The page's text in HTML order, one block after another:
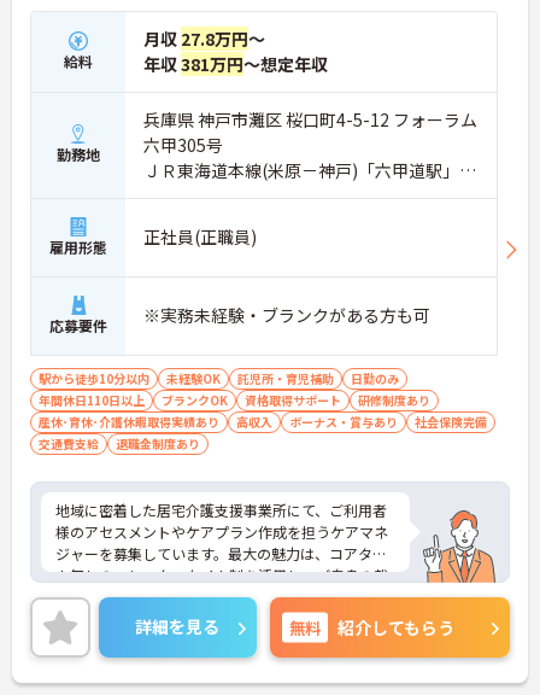
給料
月収 27.8万円～
年収381万円～想定年収
勤務地
兵庫県 神戸市灘区 桜口町4-5-12 フォーラム
六甲305号
ＪＲ東海道本線(米原－神戸)「六甲道駅」徒
歩3分
雇用形態 正社員(正職員)
応募要件 ※実務未経験・ブランクがある方も可
駅から徒歩10分以内 未経験OK 託児所・育児補助
日勤のみ
年間休日110日以上
ブランクOK 資格取得サポート
研修制度あり
産休･育休･介護休暇取得実績あり
高収入 ボーナス・賞与あり
社会保険完備
交通費支給
退職金制度あり
地域に密着した居宅介護支援事業所にて、ご利用者
様のアセスメントやケアプラン作成を担うケアマネ
ジャーを募集しています。最大の魅力は、コアタイ
ム無しのフレックスタイム制を活用し、ご自身の裁
量でスケジュールを管理できる点です。ご自宅から
の直行訪問などを交えることで、日々の業務負担を
軽減しながら柔軟に働くことができます。また、未
就学児への保育手当や共済会による医療費・市販薬
の補助など、大手グループならではの手厚い福利厚
詳細を見る 無料 紹介してもらう